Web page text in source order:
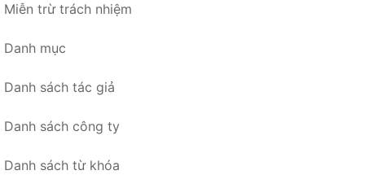
Miễn trừ trách nhiệm
Danh mục
Danh sách tác giả
Danh sách công ty
Danh sách từ khóa